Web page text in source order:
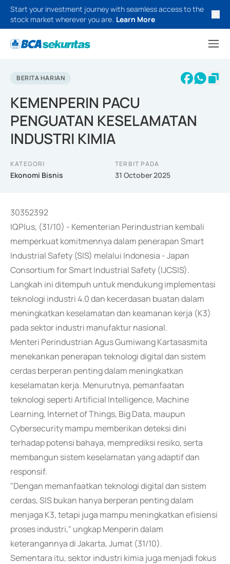
Start your investment journey with seamless access to the
stock market wherever you are. Learn More
BERITA HARIAN
KEMENPERIN PACU
PENGUATAN KESELAMATAN
INDUSTRI KIMIA
KATEGORI
Ekonomi Bisnis
TERBIT PADA
31 October 2025
30352392
IQPlus, (31/10) - Kementerian Perindustrian kembali
memperkuat komitmennya dalam penerapan Smart
Industrial Safety (SIS) melalui Indonesia - Japan
Consortium for Smart Industrial Safety (IJCSIS).
Langkah ini ditempuh untuk mendukung implementasi
teknologi industri 4.0 dan kecerdasan buatan dalam
meningkatkan keselamatan dan keamanan kerja (K3)
pada sektor industri manufaktur nasional.
Menteri Perindustrian Agus Gumiwang Kartasasmita
menekankan penerapan teknologi digital dan sistem
cerdas berperan penting dalam meningkatkan
keselamatan kerja. Menurutnya, pemanfaatan
teknologi seperti Artificial Intelligence, Machine
Learning, Internet of Things, Big Data, maupun
Cybersecurity mampu memberikan deteksi dini
terhadap potensi bahaya, memprediksi resiko, serta
membangun sistem keselamatan yang adaptif dan
responsif.
"Dengan memanfaatkan teknologi digital dan sistem
cerdas, SIS bukan hanya berperan penting dalam
menjaga K3, tetapi juga mampu meningkatkan efisiensi
proses industri," ungkap Menperin dalam
keterangannya di Jakarta, Jumat (31/10).
Sementara itu, sektor industri kimia juga menjadi fokus